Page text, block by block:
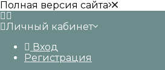
Полная версия сайта
Личный кабинет
Вход
Регистрация